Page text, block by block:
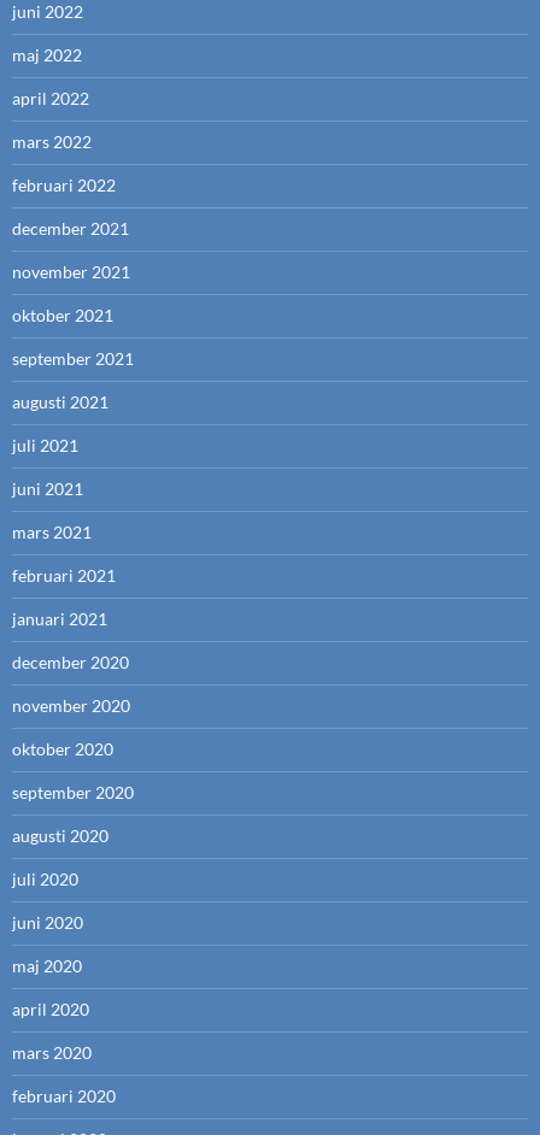
juni 2022
maj 2022
april 2022
mars 2022
februari 2022
december 2021
november 2021
oktober 2021
september 2021
augusti 2021
juli 2021
juni 2021
mars 2021
februari 2021
januari 2021
december 2020
november 2020
oktober 2020
september 2020
augusti 2020
juli 2020
juni 2020
maj 2020
april 2020
mars 2020
februari 2020